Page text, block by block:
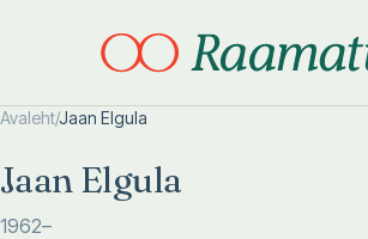
Avaleht/Jaan Elgula
Jaan Elgula
1962–